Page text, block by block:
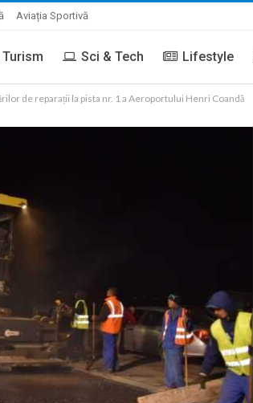
Aviația Sportivă
Turism Sci & Tech Lifestyle
de reparații la pista nr. 1 a Aeroportului Henri Coandă